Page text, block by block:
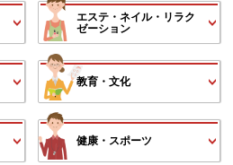
エステ・ネイル・リラク
ゼーション
教育・文化
健康・スポーツ